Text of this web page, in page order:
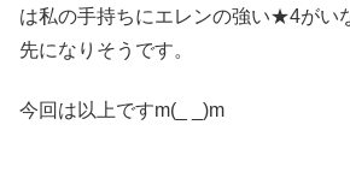
は私の手持ちにエレンの強い★4がい
先になりそうです。
今回は以上ですm(_ _)m